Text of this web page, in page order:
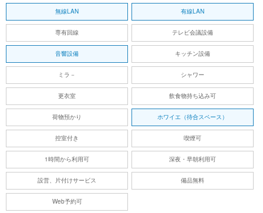
無線LAN 有線LAN
専有回線 テレビ会議設備
音響設備 キッチン設備
ミラ－ シャワー
更衣室 飲食物持ち込み可
荷物預かり ホワイエ（待合スペース）
控室付き 喫煙可
1時間から利用可 深夜・早朝利用可
設営、片付けサービス 備品無料
Web予約可